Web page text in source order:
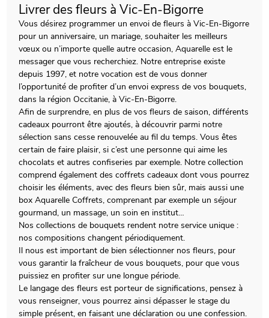
Livrer des fleurs à Vic-En-Bigorre
Vous désirez programmer un envoi de fleurs à Vic-En-Bigorre
pour un anniversaire, un mariage, souhaiter les meilleurs
vœux ou n’importe quelle autre occasion, Aquarelle est le
messager que vous recherchiez. Notre entreprise existe
depuis 1997, et notre vocation est de vous donner
l’opportunité de profiter d’un envoi express de vos bouquets,
dans la région Occitanie, à Vic-En-Bigorre.
Afin de surprendre, en plus de vos fleurs de saison, différents
cadeaux pourront être ajoutés, à découvrir parmi notre
sélection sans cesse renouvelée au fil du temps. Vous êtes
certain de faire plaisir, si c’est une personne qui aime les
chocolats et autres confiseries par exemple. Notre collection
comprend également des coffrets cadeaux dont vous pourrez
choisir les éléments, avec des fleurs bien sûr, mais aussi une
box Aquarelle Coffrets, comprenant par exemple un séjour
gourmand, un massage, un soin en institut…
Nos collections de bouquets rendent notre service unique :
nos compositions changent périodiquement.
Il nous est important de bien sélectionner nos fleurs, pour
vous garantir la fraîcheur de vous bouquets, pour que vous
puissiez en profiter sur une longue période.
Le langage des fleurs est porteur de significations, pensez à
vous renseigner, vous pourrez ainsi dépasser le stage du
simple présent, en faisant une déclaration ou une confession.